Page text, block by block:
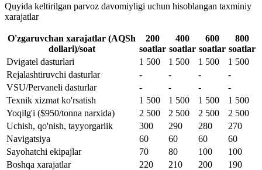
Quyida keltirilgan parvoz davomiyligi uchun hisoblangan taxminiy
xarajatlar
O'zgaruvchan xarajatlar (AQSh
dollari)/soat
200
soatlar
400
soatlar
600
soatlar
800
soatlar
Dvigatel dasturlari
1 500 1 500 1 500
1 500
Rejalashtiruvchi dasturlar
- - -
-
VSU/Pervaneli dasturlar
- - -
-
Texnik xizmat ko'rsatish
1 500 1 500 1 500
1 500
Yoqilg'i ($950/tonna narxida)
2 500 2 500 2 500
2 500
Uchish, qo'nish, tayyorgarlik
300 290 280
270
Navigatsiya
60 60 60
60
Sayohatchi ekipajlar
70 80 100
100
Boshqa xarajatlar
220 210 200
190